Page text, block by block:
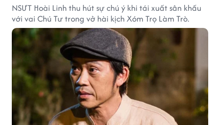
NSƯT Hoài Linh thu hút sự chú ý khi tái xuất sân khấu
với vai Chú Tư trong vở hài kịch Xóm Trọ Làm Trò.